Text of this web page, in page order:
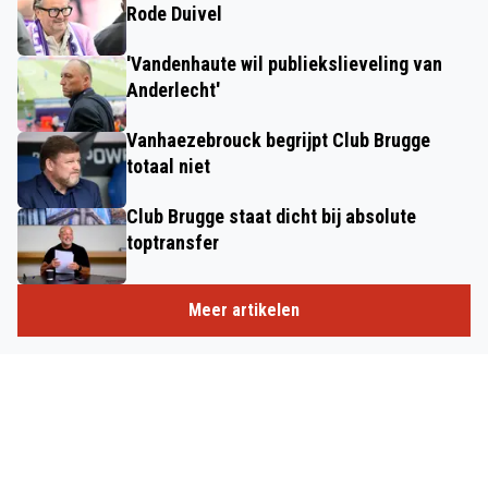
Rode Duivel
'Vandenhaute wil publiekslieveling van
Anderlecht'
Vanhaezebrouck begrijpt Club Brugge
totaal niet
Club Brugge staat dicht bij absolute
toptransfer
Meer artikelen